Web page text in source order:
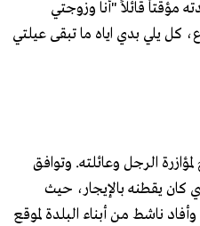
مؤقتاً قائلاً "أنا وزوجتي
كل يلي بدي اياه ما تبقى عيلتي
الرجل وعائلته. وتوافق
كان يقطنه بالإيجار، حيث
ناشط من أبناء البلدة لموقع